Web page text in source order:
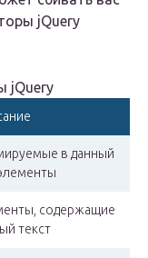
jQuery
jQuery
в данный
содержащие
текст